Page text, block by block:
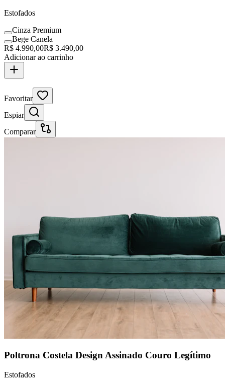
Estofados
Cinza Premium
Bege Canela
R$ 4.990,00R$ 3.490,00
Adicionar ao carrinho
Favoritar
Espiar
Comparar
Poltrona Costela Design Assinado Couro Legítimo
Estofados